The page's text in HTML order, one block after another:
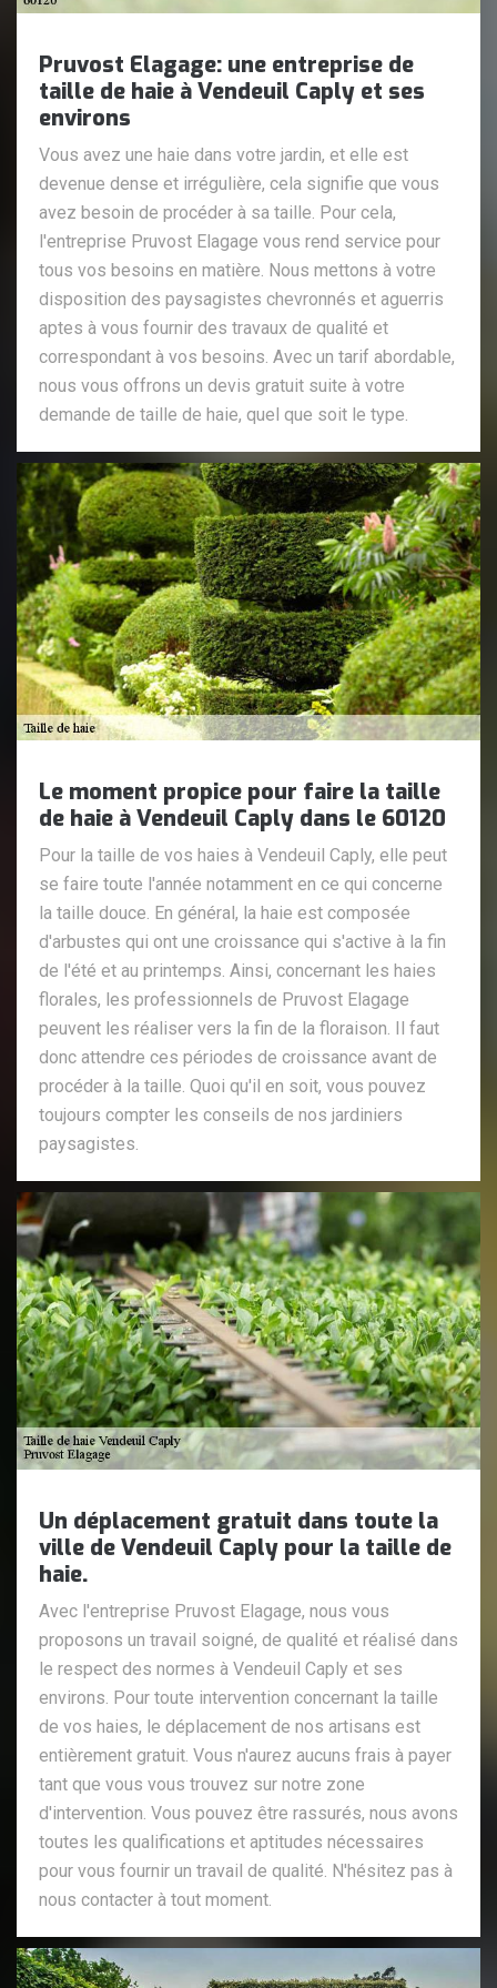
Pruvost Elagage: une entreprise de
taille de haie à Vendeuil Caply et ses
environs
Vous avez une haie dans votre jardin, et elle est
devenue dense et irrégulière, cela signifie que vous
avez besoin de procéder à sa taille. Pour cela,
l'entreprise Pruvost Elagage vous rend service pour
tous vos besoins en matière. Nous mettons à votre
disposition des paysagistes chevronnés et aguerris
aptes à vous fournir des travaux de qualité et
correspondant à vos besoins. Avec un tarif abordable,
nous vous offrons un devis gratuit suite à votre
demande de taille de haie, quel que soit le type.
Le moment propice pour faire la taille
de haie à Vendeuil Caply dans le 60120
Pour la taille de vos haies à Vendeuil Caply, elle peut
se faire toute l'année notamment en ce qui concerne
la taille douce. En général, la haie est composée
d'arbustes qui ont une croissance qui s'active à la fin
de l'été et au printemps. Ainsi, concernant les haies
florales, les professionnels de Pruvost Elagage
peuvent les réaliser vers la fin de la floraison. Il faut
donc attendre ces périodes de croissance avant de
procéder à la taille. Quoi qu'il en soit, vous pouvez
toujours compter les conseils de nos jardiniers
paysagistes.
Un déplacement gratuit dans toute la
ville de Vendeuil Caply pour la taille de
haie.
Avec l'entreprise Pruvost Elagage, nous vous
proposons un travail soigné, de qualité et réalisé dans
le respect des normes à Vendeuil Caply et ses
environs. Pour toute intervention concernant la taille
de vos haies, le déplacement de nos artisans est
entièrement gratuit. Vous n'aurez aucuns frais à payer
tant que vous vous trouvez sur notre zone
d'intervention. Vous pouvez être rassurés, nous avons
toutes les qualifications et aptitudes nécessaires
pour vous fournir un travail de qualité. N'hésitez pas à
nous contacter à tout moment.